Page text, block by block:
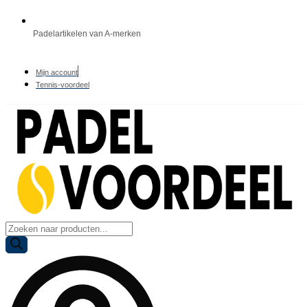
Padelartikelen van A-merken
Mijn account
Tennis-voordeel
Producten
zoeken